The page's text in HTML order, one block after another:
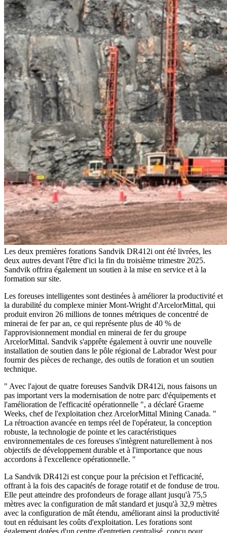
Les deux premières forations Sandvik DR412i ont été livrées, les
deux autres devant l'être d'ici la fin du troisième trimestre 2025.
Sandvik offrira également un soutien à la mise en service et à la
formation sur site.
Les foreuses intelligentes sont destinées à améliorer la productivité et
la durabilité du complexe minier Mont-Wright d'ArcelorMittal, qui
produit environ 26 millions de tonnes métriques de concentré de
minerai de fer par an, ce qui représente plus de 40 % de
l'approvisionnement mondial en minerai de fer du groupe
ArcelorMittal. Sandvik s'apprête également à ouvrir une nouvelle
installation de soutien dans le pôle régional de Labrador West pour
fournir des pièces de rechange, des outils de foration et un soutien
technique.
" Avec l'ajout de quatre foreuses Sandvik DR412i, nous faisons un
pas important vers la modernisation de notre parc d'équipements et
l'amélioration de l'efficacité opérationnelle ", a déclaré Graeme
Weeks, chef de l'exploitation chez ArcelorMittal Mining Canada. "
La rétroaction avancée en temps réel de l'opérateur, la conception
robuste, la technologie de pointe et les caractéristiques
environnementales de ces foreuses s'intègrent naturellement à nos
objectifs de développement durable et à l'importance que nous
accordons à l'excellence opérationnelle. "
La Sandvik DR412i est conçue pour la précision et l'efficacité,
offrant à la fois des capacités de forage rotatif et de fonduse de trou.
Elle peut atteindre des profondeurs de forage allant jusqu'à 75,5
mètres avec la configuration de mât standard et jusqu'à 32,9 mètres
avec la configuration de mât étendu, améliorant ainsi la productivité
tout en réduisant les coûts d'exploitation. Les forations sont